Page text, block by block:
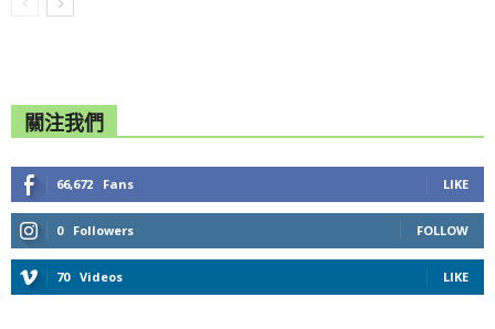
關注我們
66,672 Fans LIKE
0 Followers FOLLOW
70 Videos LIKE